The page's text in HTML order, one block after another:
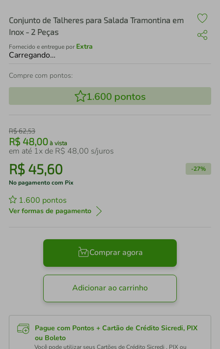
Conjunto de Talheres para Salada Tramontina em
Inox - 2 Peças
Fornecido e entregue por Extra
Carregando…
Compre com pontos:
1.600 pontos
R$62,53
R$ 48,00 à vista
em até 1x de R$ 48,00 s/juros
R$ 45,60 -27%
No pagamento com Pix
1.600 pontos
Ver formas de pagamento
Comprar agora
Adicionar ao carrinho
Pague com Pontos + Cartão de Crédito Sicredi, PIX
ou Boleto
Você pode utilizar seus Cartões de Crédito Sicredi , PIX ou